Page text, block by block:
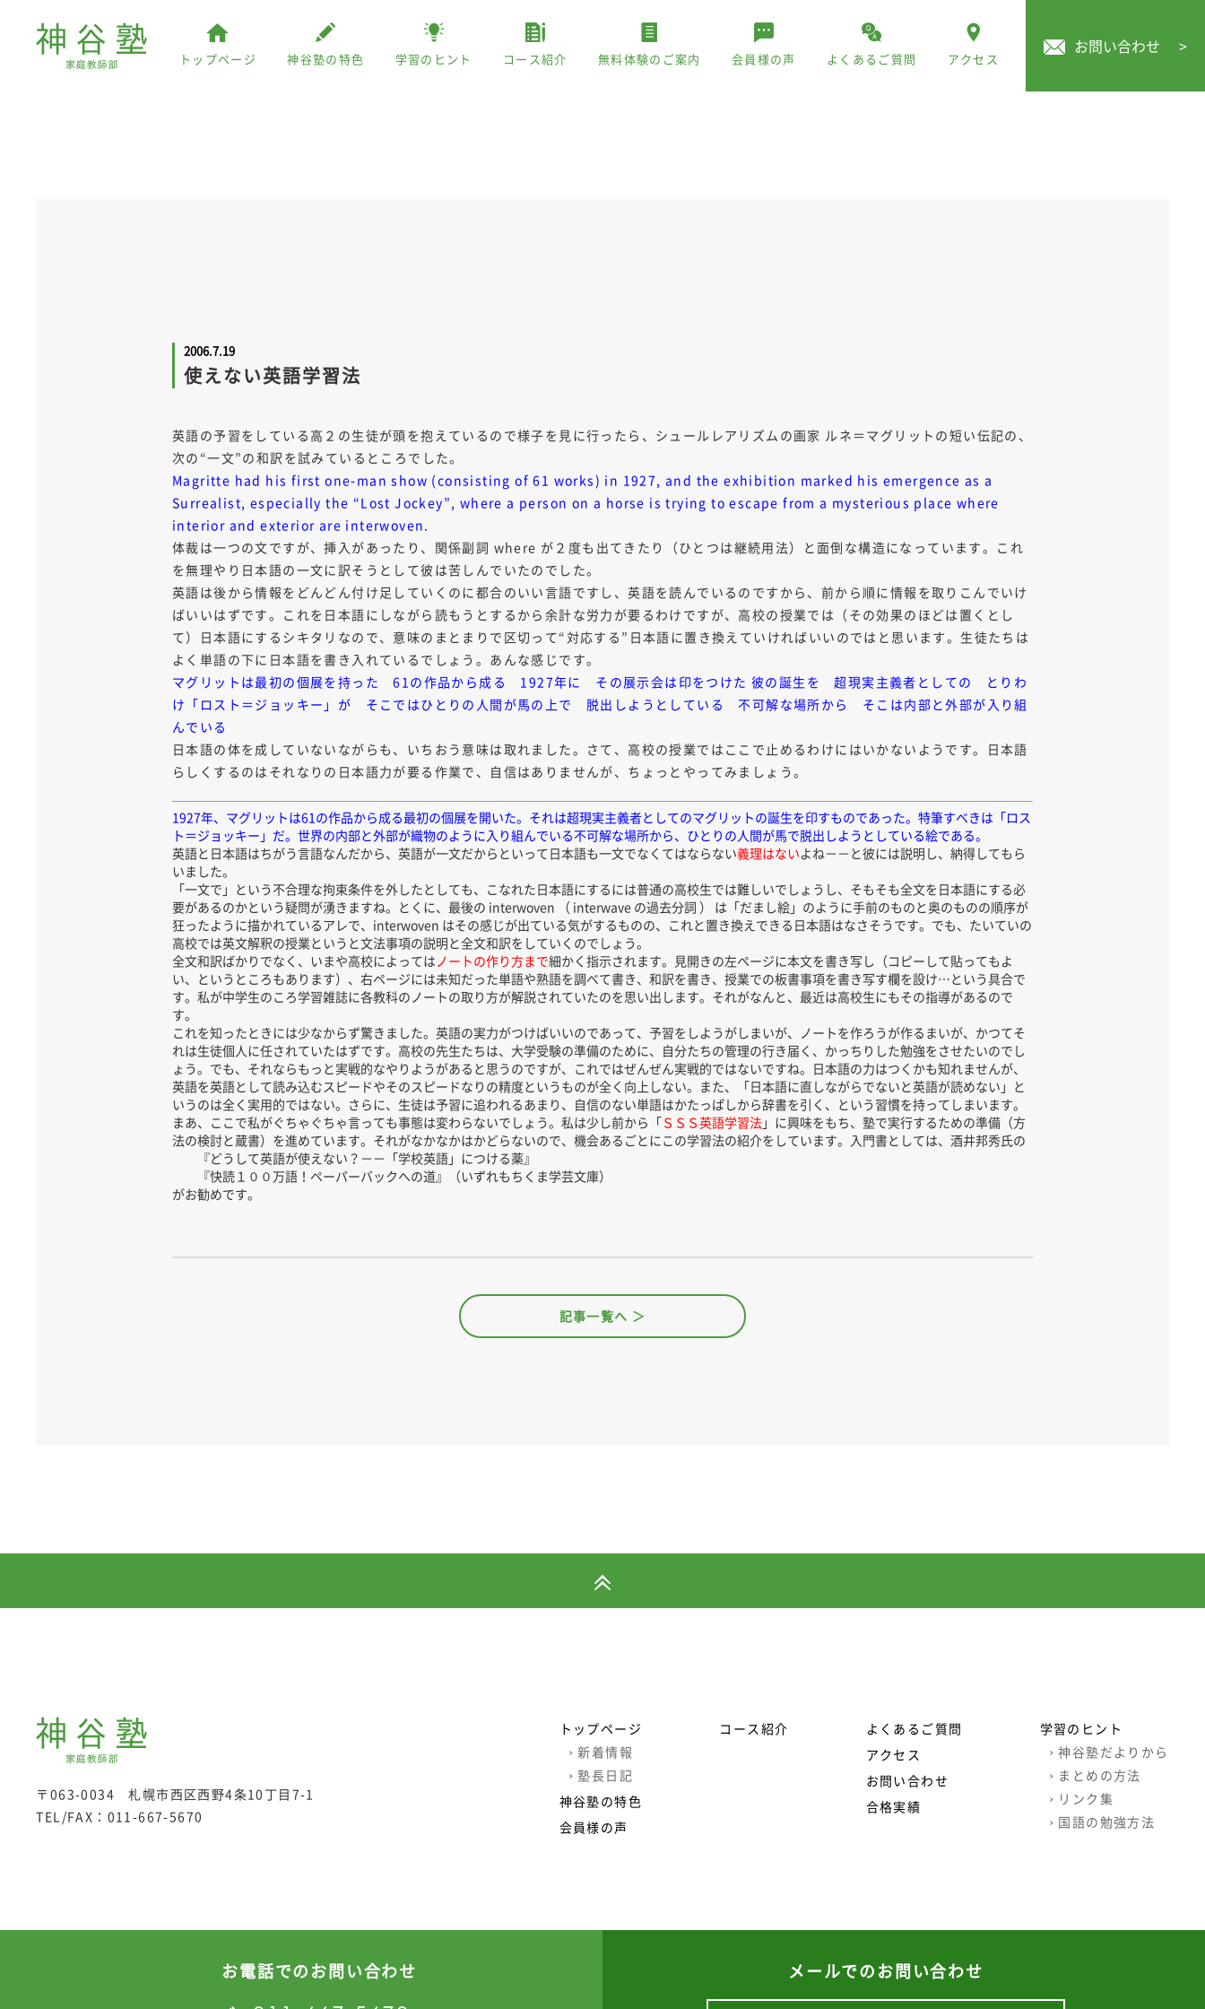
トップページ 神谷塾の特色 学習のヒント コース紹介 無料体験のご案内 会員様の声 よくあるご質問 アクセス
お問い合わせ >
2006.7.19
使えない英語学習法
英語の予習をしている高２の生徒が頭を抱えているので様子を見に行ったら、シュールレアリズムの画家 ルネ＝マグリットの短い伝記の、
次の“一文”の和訳を試みているところでした。
Magritte had his first one-man show (consisting of 61 works) in 1927, and the exhibition marked his emergence as a
Surrealist, especially the “Lost Jockey”, where a person on a horse is trying to escape from a mysterious place where
interior and exterior are interwoven.
体裁は一つの文ですが、挿入があったり、関係副詞 where が２度も出てきたり（ひとつは継続用法）と面倒な構造になっています。これ
を無理やり日本語の一文に訳そうとして彼は苦しんでいたのでした。
英語は後から情報をどんどん付け足していくのに都合のいい言語ですし、英語を読んでいるのですから、前から順に情報を取りこんでいけ
ばいいはずです。これを日本語にしながら読もうとするから余計な労力が要るわけですが、高校の授業では（その効果のほどは置くとし
て）日本語にするシキタリなので、意味のまとまりで区切って“対応する”日本語に置き換えていければいいのではと思います。生徒たちは
よく単語の下に日本語を書き入れているでしょう。あんな感じです。
マグリットは最初の個展を持った 61の作品から成る 1927年に その展示会は印をつけた 彼の誕生を 超現実主義者としての とりわ
け「ロスト＝ジョッキー」が そこではひとりの人間が馬の上で 脱出しようとしている 不可解な場所から そこは内部と外部が入り組
んでいる
日本語の体を成していないながらも、いちおう意味は取れました。さて、高校の授業ではここで止めるわけにはいかないようです。日本語
らしくするのはそれなりの日本語力が要る作業で、自信はありませんが、ちょっとやってみましょう。
1927年、マグリットは61の作品から成る最初の個展を開いた。それは超現実主義者としてのマグリットの誕生を印すものであった。特筆すべきは「ロス
ト＝ジョッキー」だ。世界の内部と外部が織物のように入り組んでいる不可解な場所から、ひとりの人間が馬で脱出しようとしている絵である。
英語と日本語はちがう言語なんだから、英語が一文だからといって日本語も一文でなくてはならない義理はないよね－－と彼には説明し、納得してもら
いました。
「一文で」という不合理な拘束条件を外したとしても、こなれた日本語にするには普通の高校生では難しいでしょうし、そもそも全文を日本語にする必
要があるのかという疑問が湧きますね。とくに、最後の interwoven （ interwave の過去分詞 ） は「だまし絵」のように手前のものと奥のものの順序が
狂ったように描かれているアレで、interwoven はその感じが出ている気がするものの、これと置き換えできる日本語はなさそうです。でも、たいていの
高校では英文解釈の授業というと文法事項の説明と全文和訳をしていくのでしょう。
全文和訳ばかりでなく、いまや高校によってはノートの作り方まで細かく指示されます。見開きの左ページに本文を書き写し（コピーして貼ってもよ
い、というところもあります）、右ページには未知だった単語や熟語を調べて書き、和訳を書き、授業での板書事項を書き写す欄を設け…という具合で
す。私が中学生のころ学習雑誌に各教科のノートの取り方が解説されていたのを思い出します。それがなんと、最近は高校生にもその指導があるので
す。
これを知ったときには少なからず驚きました。英語の実力がつけばいいのであって、予習をしようがしまいが、ノートを作ろうが作るまいが、かつてそ
れは生徒個人に任されていたはずです。高校の先生たちは、大学受験の準備のために、自分たちの管理の行き届く、かっちりした勉強をさせたいのでし
ょう。でも、それならもっと実戦的なやりようがあると思うのですが、これではぜんぜん実戦的ではないですね。日本語の力はつくかも知れませんが、
英語を英語として読み込むスピードやそのスピードなりの精度というものが全く向上しない。また、「日本語に直しながらでないと英語が読めない」と
いうのは全く実用的ではない。さらに、生徒は予習に追われるあまり、自信のない単語はかたっぱしから辞書を引く、という習慣を持ってしまいます。
まあ、ここで私がぐちゃぐちゃ言っても事態は変わらないでしょう。私は少し前から「ＳＳＳ英語学習法」に興味をもち、塾で実行するための準備（方
法の検討と蔵書）を進めています。それがなかなかはかどらないので、機会あるごとにこの学習法の紹介をしています。入門書としては、酒井邦秀氏の
『どうして英語が使えない？－－「学校英語」につける薬』
『快読１００万語！ペーパーバックへの道』（いずれもちくま学芸文庫）
がお勧めです。
記事一覧へ ＞
お電話でのお問い合わせ メールでのお問い合わせ
〒063-0034 札幌市西区西野4条10丁目7-1
TEL/FAX： 011-667-5670
トップページ
› 新着情報
› 塾長日記
神谷塾の特色
会員様の声
コース紹介
よくあるご質問
アクセス
お問い合わせ
合格実績
学習のヒント
› 神谷塾だよりから
› まとめの方法
› リンク集
› 国語の勉強方法
©札幌西区個別指導学習塾・家庭教師 | 神谷塾